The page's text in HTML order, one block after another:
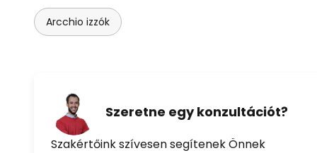
Arcchio izzók
Szeretne egy konzultációt?
Szakértőink szívesen segítenek Önnek